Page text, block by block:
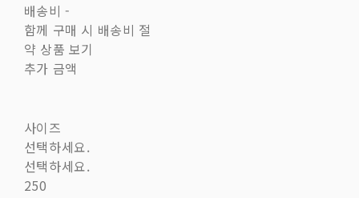
배송비 -
함께 구매 시 배송비 절
약 상품 보기
추가 금액
사이즈
선택하세요.
선택하세요.
250